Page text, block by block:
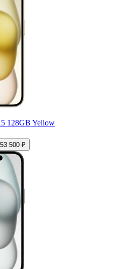
128GB Yellow
53 500 ₽